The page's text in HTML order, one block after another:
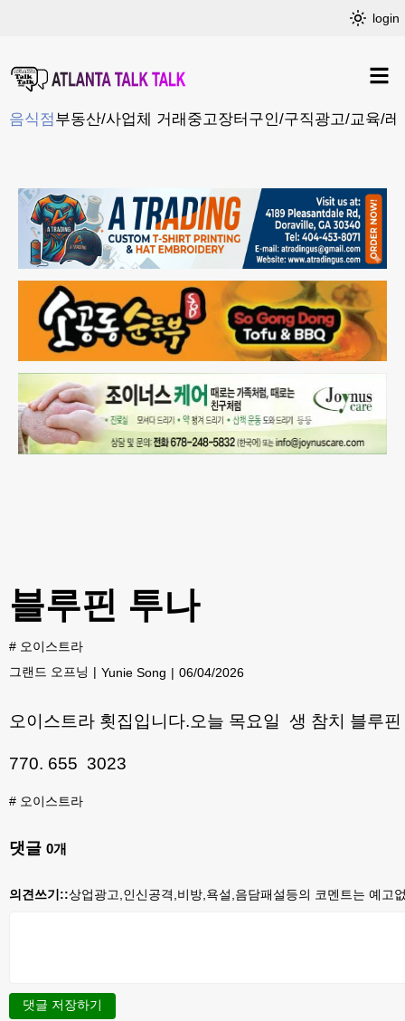
login
음식점부동산/사업체 거래 중고장터 구인/구직광고/교육/레
블루핀 투나
# 오이스트라
그랜드 오프닝
Yunie Song 06/04/2026
오이스트라 횟집입니다.오늘 목요일 생 참치 블루
770. 655 3023
# 오이스트라
댓글 0개
의견쓰기::상업광고,인신공격,비방,욕설,음담패설등의 코멘트는 예고
댓글 저장하기